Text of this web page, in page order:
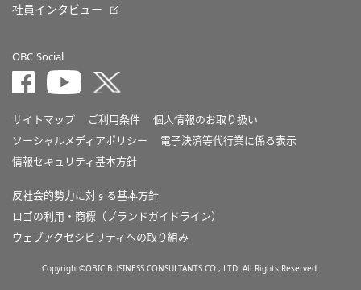
社員インタビュー
OBC Social
サイトマップ ご利用条件
個人情報のお取り扱い
ソーシャルメディアポリシー
電子決済等代行業に係る表示
情報セキュリティ基本方針
反社会的勢力に対する基本方針
ロゴの利用・商標（ブランドガイドライン）
ウェブアクセシビリティへの取り組み
Copyright©OBIC BUSINESS CONSULTANTS CO., LTD. All Rights Reserved.